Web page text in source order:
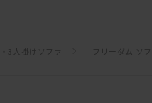
2・3人掛けソファ フリーダム ソ